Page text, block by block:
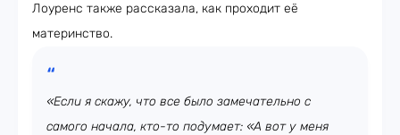
Лоуренс также рассказала, как проходит её
материнство.
«Если я скажу, что все было замечательно с
самого начала, кто-то подумает: «А вот у меня